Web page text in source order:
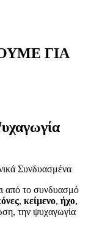
ΓΙΑ
από το συνδυασμό
, κείμενο, ήχο,
την ψυχαγωγία